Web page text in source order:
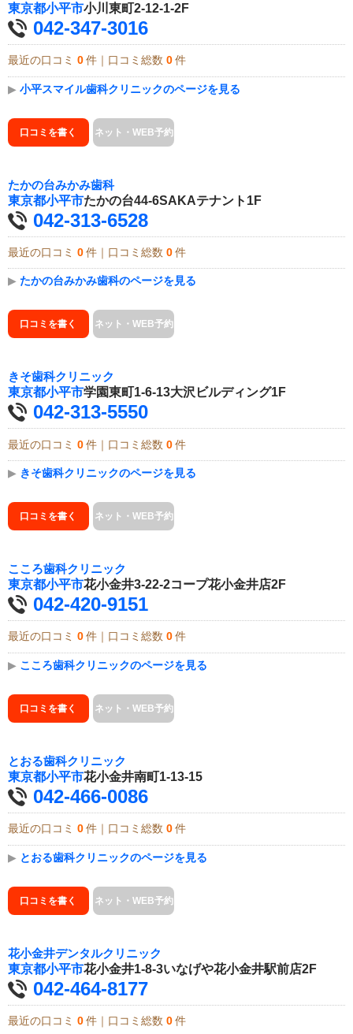
東京都小平市小川東町2-12-1-2F
042-347-3016
最近の口コミ 0 件｜口コミ総数 0 件
▶ 小平スマイル歯科クリニックのページを見る
口コミを書く ネット・WEB予約
たかの台みかみ歯科
東京都小平市たかの台44-6SAKAテナント1F
042-313-6528
最近の口コミ 0 件｜口コミ総数 0 件
▶ たかの台みかみ歯科のページを見る
口コミを書く ネット・WEB予約
きそ歯科クリニック
東京都小平市学園東町1-6-13大沢ビルディング1F
042-313-5550
最近の口コミ 0 件｜口コミ総数 0 件
▶ きそ歯科クリニックのページを見る
口コミを書く ネット・WEB予約
こころ歯科クリニック
東京都小平市花小金井3-22-2コープ花小金井店2F
042-420-9151
最近の口コミ 0 件｜口コミ総数 0 件
▶ こころ歯科クリニックのページを見る
口コミを書く ネット・WEB予約
とおる歯科クリニック
東京都小平市花小金井南町1-13-15
042-466-0086
最近の口コミ 0 件｜口コミ総数 0 件
▶ とおる歯科クリニックのページを見る
口コミを書く ネット・WEB予約
花小金井デンタルクリニック
東京都小平市花小金井1-8-3いなげや花小金井駅前店2F
042-464-8177
最近の口コミ 0 件｜口コミ総数 0 件